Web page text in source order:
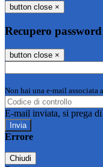
button close ×
Recupero password
button close ×
Non hai una e-mail associata
E-mail inviata, si prega
Errore
Chiudi